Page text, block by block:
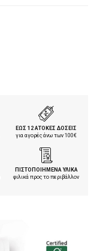
ΕΩΣ 12 ΑΤΟΚΕΣ ΔΟΣΕΙΣ
για αγορές άνω των 100€
ΠΙΣΤΟΠΟΙΗΜΕΝΑ ΥΛΙΚΑ
φιλικά προς το περιβάλλον